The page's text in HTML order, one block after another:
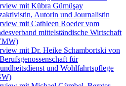
mit Kübra Gümüşay
Autorin und Journalistin
mit Cathleen Roeder vom
mittelständische Wirtschaft
mit Dr. Heike Schambortski von
für
und Wohlfahrtspflege